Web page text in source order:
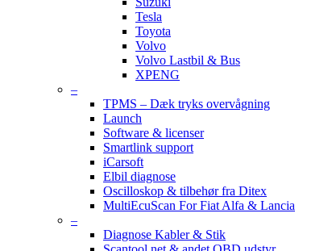
Tesla
Toyota
Volvo
Volvo Lastbil & Bus
XPENG
–
TPMS – Dæk tryks overvågning
Launch
Software & licenser
Smartlink support
iCarsoft
Elbil diagnose
Oscilloskop & tilbehør fra Ditex
MultiEcuScan For Fiat Alfa & Lancia
–
Diagnose Kabler & Stik